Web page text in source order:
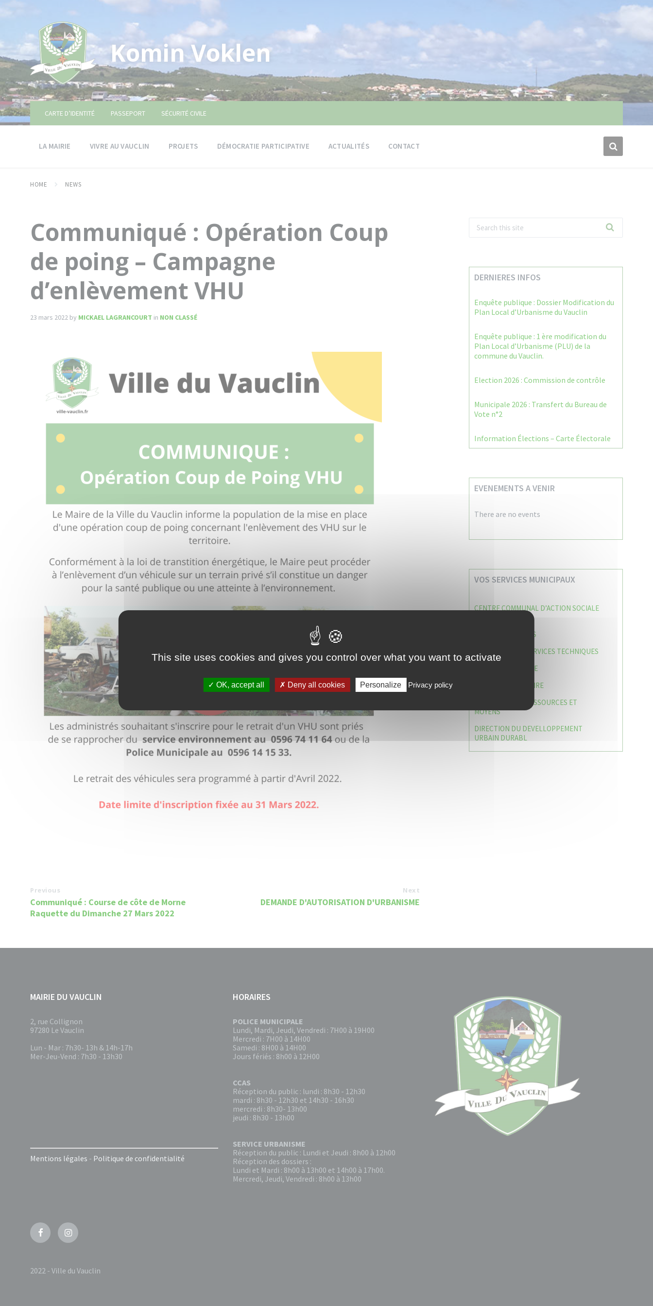
Komin Voklen
CARTE D’IDENTITÉ PASSEPORT SÉCURITÉ CIVILE
LA MAIRIE VIVRE AU VAUCLIN PROJETS DÉMOCRATIE PARTICIPATIVE ACTUALITÉS CONTACT
HOME NEWS
Communiqué : Opération Coup
de poing – Campagne
d’enlèvement VHU
23 mars 2022 by MICKAEL LAGRANCOURT in NON CLASSÉ
Previous
Communiqué : Course de côte de Morne
Raquette du Dimanche 27 Mars 2022
Next
DEMANDE D'AUTORISATION D'URBANISME
DERNIERES INFOS
Enquête publique : Dossier Modification du
Plan Local d’Urbanisme du Vauclin
Enquête publique : 1 ère modification du
Plan Local d’Urbanisme (PLU) de la
commune du Vauclin.
Election 2026 : Commission de contrôle
Municipale 2026 : Transfert du Bureau de
Vote n°2
Information Élections – Carte Électorale
EVENEMENTS A VENIR
There are no events
VOS SERVICES MUNICIPAUX
CENTRE COMMUNAL D’ACTION SOCIALE
CAISSE DES ÉCOLES
DIRECTION DES SERVICES TECHNIQUES
POLICE MUNICIPALE
LE CABINET DU MAIRE
DIRECTION DES RESSOURCES ET
MOYENS
DIRECTION DU DEVELLOPPEMENT
URBAIN DURABL
MAIRIE DU VAUCLIN
2, rue Collignon
97280 Le Vauclin
Lun - Mar : 7h30- 13h & 14h-17h
Mer-Jeu-Vend : 7h30 - 13h30
Mentions légales - Politique de confidentialité
HORAIRES
POLICE MUNICIPALE
Lundi, Mardi, Jeudi, Vendredi : 7H00 à 19H00
Mercredi : 7H00 à 14H00
Samedi : 8H00 à 14H00
Jours fériés : 8h00 à 12H00
CCAS
Réception du public : lundi : 8h30 - 12h30
mardi : 8h30 - 12h30 et 14h30 - 16h30
mercredi : 8h30- 13h00
jeudi : 8h30 - 13h00
SERVICE URBANISME
Réception du public : Lundi et Jeudi : 8h00 à 12h00
Réception des dossiers :
Lundi et Mardi : 8h00 à 13h00 et 14h00 à 17h00.
Mercredi, Jeudi, Vendredi : 8h00 à 13h00
FacebookInstagram
2022 - Ville du Vauclin
This site uses cookies and gives you control over what you want to activate
OK, accept all Deny all cookies Personalize Privacy policy